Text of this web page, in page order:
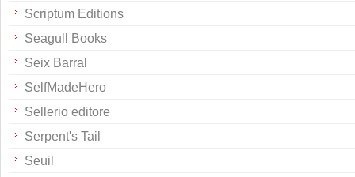
Scriptum Editions
Seagull Books
Seix Barral
SelfMadeHero
Sellerio editore
Serpent's Tail
Seuil